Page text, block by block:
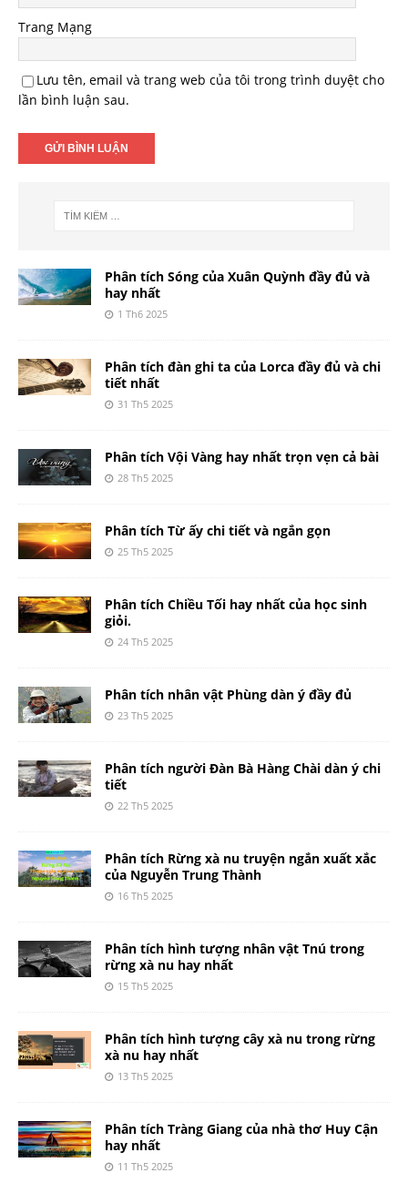
Trang Mạng
Lưu tên, email và trang web của tôi trong trình duyệt cho
lần bình luận sau.
Phân tích Sóng của Xuân Quỳnh đầy đủ và
hay nhất
1 Th6 2025
Phân tích đàn ghi ta của Lorca đầy đủ và chi
tiết nhất
31 Th5 2025
Phân tích Vội Vàng hay nhất trọn vẹn cả bài
28 Th5 2025
Phân tích Từ ấy chi tiết và ngắn gọn
25 Th5 2025
Phân tích Chiều Tối hay nhất của học sinh
giỏi.
24 Th5 2025
Phân tích nhân vật Phùng dàn ý đầy đủ
23 Th5 2025
Phân tích người Đàn Bà Hàng Chài dàn ý chi
tiết
22 Th5 2025
Phân tích Rừng xà nu truyện ngắn xuất xắc
của Nguyễn Trung Thành
16 Th5 2025
Phân tích hình tượng nhân vật Tnú trong
rừng xà nu hay nhất
15 Th5 2025
Phân tích hình tượng cây xà nu trong rừng
xà nu hay nhất
13 Th5 2025
Phân tích Tràng Giang của nhà thơ Huy Cận
hay nhất
11 Th5 2025